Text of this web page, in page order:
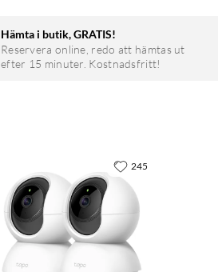
Hämta i butik, GRATIS!
Reservera online, redo att hämtas ut
efter 15 minuter. Kostnadsfritt!
245